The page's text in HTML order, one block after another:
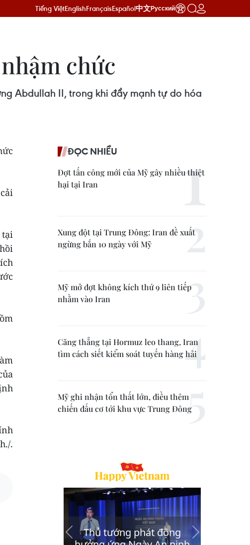
Tiếng ViệtEnglishFrançaisEspañol中文Русский
chức
Abdullah II, trong khi đẩy mạnh tự do hóa
tại
.
ĐỌC NHIỀU
Đợt tấn công mới của Mỹ gây nhiều thiệt
hại tại Iran
Xung đột tại Trung Đông: Iran đề xuất
ngừng bắn 10 ngày với Mỹ
Mỹ mở đợt không kích thứ 9 liên tiếp
nhằm vào Iran
Căng thẳng tại Hormuz leo thang, Iran
tìm cách siết kiểm soát tuyến hàng hải
Mỹ ghi nhận tổn thất lớn, điều thêm
chiến đấu cơ tới khu vực Trung Đông